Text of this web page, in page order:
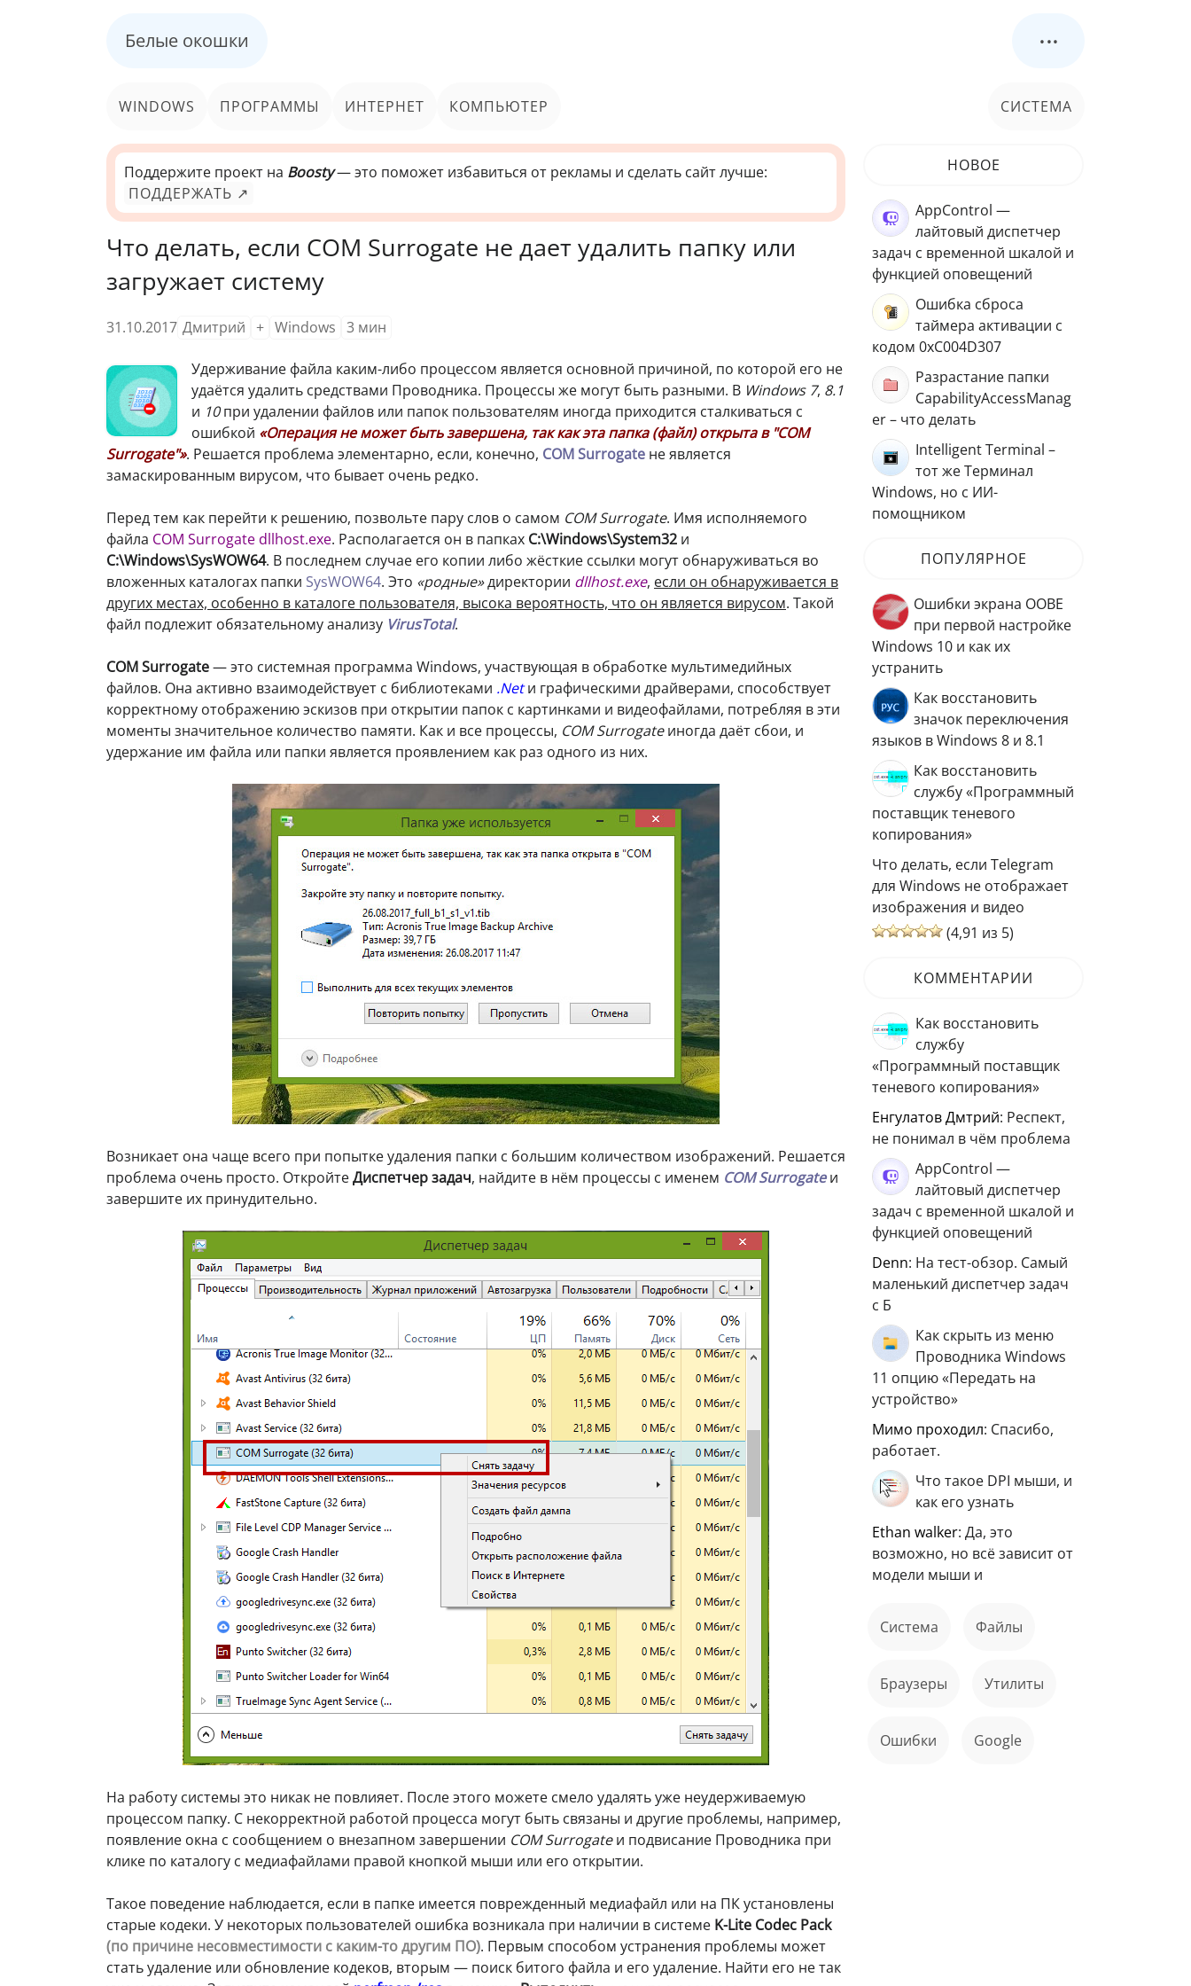
Белые окошки ...
WINDOWS ПРОГРАММЫ ИНТЕРНЕТ КОМПЬЮТЕР СИСТЕМА
Поддержите проект на Boosty— это поможет избавиться от рекламы и сделать сайт лучше:
ПОДДЕРЖАТЬ ↗
Что делать, если СОМ Surrogate не дает удалить папку или
загружает систему
31.10.2017 Дмитрий + Windows 3 мин
Удерживание файла каким-либо процессом является основной причиной, по которой его не
удаётся удалить средствами Проводника. Процессы же могут быть разными. В Windows 7, 8.1
и 10при удалении файлов или папок пользователям иногда приходится сталкиваться с
ошибкой «Операция не может быть завершена, так как эта папка (файл) открыта в "СОМ
Surrogate"». Решается проблема элементарно, если, конечно, СОМ Surrogate не является
замаскированным вирусом, что бывает очень редко.
Перед тем как перейти к решению, позвольте пару слов о самом СОМ Surrogate. Имя исполняемого
файла СОМ Surrogate dllhost.exe. Располагается он в папках C:\Windows\System32 и
C:\Windows\SysWOW64. В последнем случае его копии либо жёсткие ссылки могут обнаруживаться во
вложенных каталогах папки SysWOW64. Это «родные»директории dllhost.exe, если он обнаруживается в
других местах, особенно в каталоге пользователя, высока вероятность, что он является вирусом. Такой
файл подлежит обязательному анализу VirusTotal.
СОМ Surrogate— это системная программа Windows, участвующая в обработке мультимедийных
файлов. Она активно взаимодействует с библиотеками .Netи графическими драйверами, способствует
корректному отображению эскизов при открытии папок с картинками и видеофайлами, потребляя в эти
моменты значительное количество памяти. Как и все процессы, СОМ Surrogateиногда даёт сбои, и
удержание им файла или папки является проявлением как раз одного из них.
Возникает она чаще всего при попытке удаления папки с большим количеством изображений. Решается
проблема очень просто. ОткройтеДиспетчер задач, найдите в нём процессы с именем СОМ Surrogateи
завершите их принудительно.
На работу системы это никак не повлияет. После этого можете смело удалять уже неудерживаемую
процессом папку. С некорректной работой процесса могут быть связаны и другие проблемы, например,
появление окна с сообщением о внезапном завершении СОМ Surrogateи подвисание Проводника при
клике по каталогу с медиафайлами правой кнопкой мыши или его открытии.
Такое поведение наблюдается, если в папке имеется поврежденный медиафайл или на ПК установлены
старые кодеки. У некоторых пользователей ошибка возникала при наличии в системе K-Lite Codec Pack
(по причине несовместимости с каким-то другим ПО). Первым способом устранения проблемы может
стать удаление или обновление кодеков, вторым — поиск битого файла и его удаление. Найти его не так
НОВОЕ
AppControl —
лайтовый диспетчер
задач с временной шкалой и
функцией оповещений
Ошибка сброса
таймера активации с
кодом 0xC004D307
Разрастание папки
CapabilityAccessManag
er – что делать
Intelligent Terminal –
тот же Терминал
Windows, но с ИИ-
помощником
ПОПУЛЯРНОЕ
Ошибки экрана OOBE
при первой настройке
Windows 10 и как их
устранить
Как восстановить
значок переключения
языков в Windows 8 и 8.1
Как восстановить
службу «Программный
поставщик теневого
копирования»
Что делать, если Telegram
для Windows не отображает
изображения и видео
(4,91 из 5)
КОММЕНТАРИИ
Как восстановить
службу
«Программный поставщик
теневого копирования»
Енгулатов Дмтрий: Респект,
не понимал в чём проблема
AppControl —
лайтовый диспетчер
задач с временной шкалой и
функцией оповещений
Denn: На тест-обзор. Самый
маленький диспетчер задач
с Б
Как скрыть из меню
Проводника Windows
11 опцию «Передать на
устройство»
мимо проходил: Спасибо,
работает.
Что такое DPI мыши, и
как его узнать
ethan walker: Да, это
возможно, но всё зависит от
модели мыши и
Система файлы
Браузеры Утилиты
ошибки Google